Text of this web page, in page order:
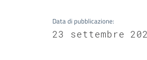
Data di pubblicazione:
23 settembre